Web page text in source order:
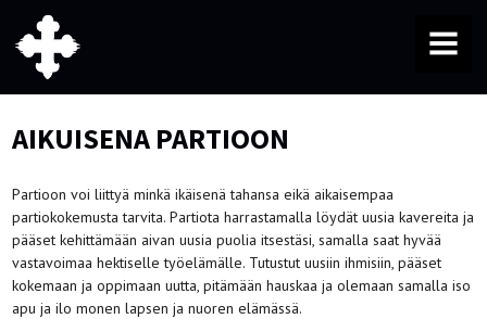
MENU
AIKUISENA PARTIOON
Partioon voi liittyä minkä ikäisenä tahansa eikä aikaisempaa
partiokokemusta tarvita. Partiota harrastamalla löydät uusia kavereita ja
pääset kehittämään aivan uusia puolia itsestäsi, samalla saat hyvää
vastavoimaa hektiselle työelämälle. Tutustut uusiin ihmisiin, pääset
kokemaan ja oppimaan uutta, pitämään hauskaa ja olemaan samalla iso
apu ja ilo monen lapsen ja nuoren elämässä.